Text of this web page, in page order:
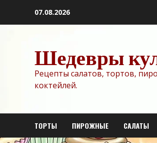
07.08.2026
Шедевры
Рецепты салатов, тортов,
коктейлей.
ТОРТЫ ПИРОЖНЫЕ САЛАТЫ